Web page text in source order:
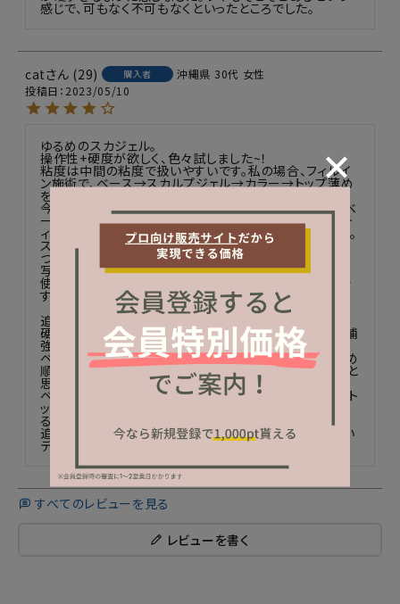
感じで、可もなく不可もなくといったところでした。
cat 29 購入者 沖縄県 30代 女性
投稿日
2023/05/10
ゆるめのスカジェル。
操作性+硬度が欲しく、色々試しました~！
粘度は中間の粘度で扱いやすいです。私の場合、フィルイ
ン施術で、ベース→スカルプジェル→カラー→トップ薄め
を時短でやっていましたが、折れる欠ける。
今試しに自爪のネイルベッド1,5倍の長さで↑の順番でベ
ース後の厚みだし(フォルム形成)でワンカラートップベテ
ィクリスタルトップ薄め(フォルム形成なし)で経過見です。
ストレスポイントは硬く(ピンチなし)色々な場所から強く
つまんでも曲がらず、強度はあります✩
写真が載せれれば厚みも見せれるのですが…
使用した感じはフォーミングのフィルインにも使えそうで
す。透明度は試せず、まだ分かりません。
追伸
硬度もよく、イエローラインから2センチの自爪ネイルの補
強に良きでした☆
ベース→アート→このジェル(厚みだし〝大〟)→トップ薄め
順番変えればロングネイルのフィルインにも活かせれると
思います。
ベース→このジェル(厚み出し〝中〟)→アート→いつものト
ップ(厚さ〝小〟)厚み調整次第では時短、ジェル節約にな
るかと☆
追加で購入したいのに買えない！レギュラー化して欲しい
すべてのレビューを見る
レビューを書く